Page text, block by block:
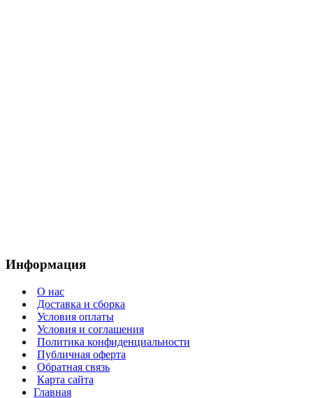
Информация
О нас
Доставка и сборка
Условия оплаты
Условия и соглашения
Политика конфиденциальности
Публичная оферта
Обратная связь
Карта сайта
Главная